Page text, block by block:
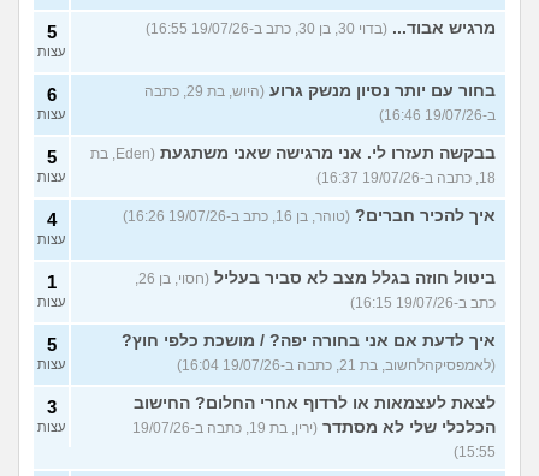
מרגיש אבוד... (בדוי 30, בן 30, כתב ב-19/07/26 16:55) 5
עצות
בחור עם יותר נסיון מנשק גרוע
(היוש, בת 29, כתבה
ב-19/07/26 16:46)
6
עצות
בבקשה תעזרו לי. אני מרגישה שאני משתגעת
(Eden, בת
18, כתבה ב-19/07/26 16:37)
5
עצות
איך להכיר חברים? (טוהר, בן 16, כתב ב-19/07/26 16:26) 4
עצות
ביטול חוזה בגלל מצב לא סביר בעליל
(חסוי, בן 26,
כתב ב-19/07/26 16:15)
1
עצות
איך לדעת אם אני בחורה יפה? / מושכת כלפי חוץ?
(לאמפסיקהלחשוב, בת 21, כתבה ב-19/07/26 16:04)
5
עצות
לצאת לעצמאות או לרדוף אחרי החלום? החישוב
הכלכלי שלי לא מסתדר
(ירין, בת 19, כתבה ב-19/07/26
15:55)
3
עצות